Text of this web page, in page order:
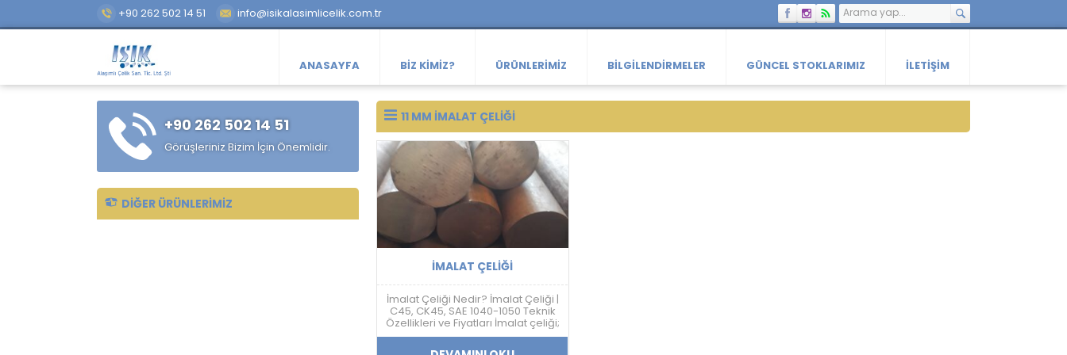
+90 262 502 14 51 info@isikalasimlicelik.com.tr
ANASAYFA BIZ KIMIZ? ÜRÜNLERIMIZ BILGILENDIRMELER GÜNCEL STOKLARIMIZ İLETIŞIM
11 MM İMALAT ÇELIĞI
İMALAT ÇELIĞI
İmalat Çeliği Nedir? İmalat Çeliği |
C45, CK45, SAE 1040-1050 Teknik
Özellikleri ve Fiyatları İmalat çeliği;
makine, otomotiv, savunma
sanayi, kalıp ve mekanik sistem
+90 262 502 14 51
Görüşleriniz Bizim İçin Önemlidir.
DIĞER ÜRÜNLERIMIZ